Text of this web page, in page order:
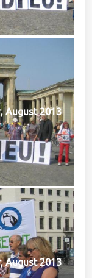
August 2013
August 2013